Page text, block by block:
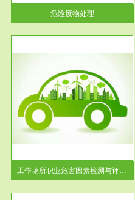
危险废物处理
理处...
工作场所职业危害因素检测与评价...
服务范围
工作场所职业危害现状评价
【现状评价意义】：具体因素---
-通过质谱分析等多种手段明确
工作场...